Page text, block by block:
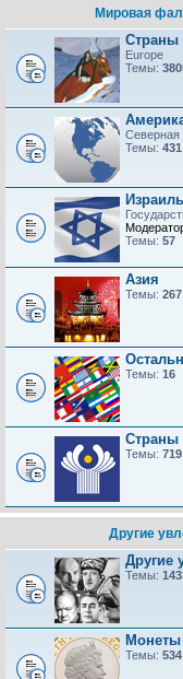
Мировая
Europe
Темы:
Темы: 431
Израиль
Темы: 57
Азия
Темы: 267
Темы: 16
Страны
Темы: 719
Другие
Другие
Темы:
Темы: 534